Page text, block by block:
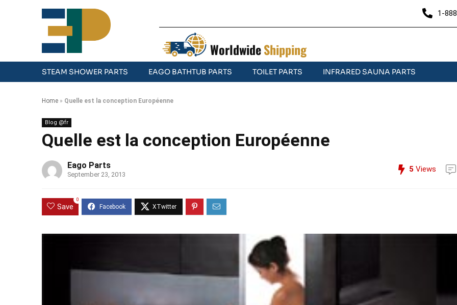
1-
WorldwideShipping
STEAM SHOWER PARTS EAGO BATHTUB PARTS TOILET PARTS INFRARED SAUNA PARTS
Home » Quelle est la conception Européenne
Blog @fr
Quelle est la conception Européenne
Eago Parts
September 23, 2013
5 Views
Save
0